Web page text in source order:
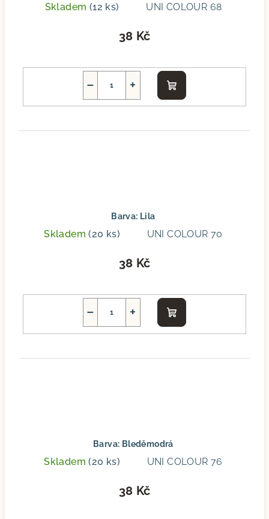
Skladem (12 ks) UNI COLOUR 68
38 Kč
+
−
Do
košíku
Barva: Lila
Skladem(20 ks) UNI COLOUR 70
38 Kč
+
−
Do
košíku
Barva: Bleděmodrá
Skladem(20 ks) UNI COLOUR 76
38 Kč